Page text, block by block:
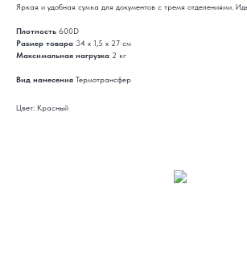
Яркая и удобная сумка для документов с тремя отделениями.
Плотность 600D
Размер товара 34 х 1,5 х 27 см
Максимальная нагрузка 2 кг
Вид нанесения Термотрансфер
Цвет: Красный